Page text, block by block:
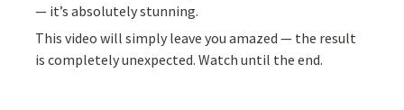
— it’s absolutely stunning.
This video will simply leave you amazed — the result
is completely unexpected. Watch until the end.